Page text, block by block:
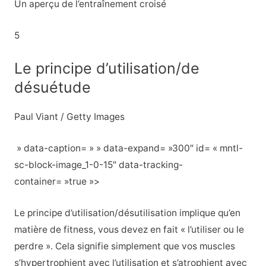
Un aperçu de l’entraînement croisé
5
Le principe d’utilisation/de
désuétude
Paul Viant / Getty Images
» data-caption= » » data-expand= »300″ id= « mntl-
sc-block-image_1-0-15″ data-tracking-
container= »true »>
Le principe d’utilisation/désutilisation implique qu’en
matière de fitness, vous devez en fait « l’utiliser ou le
perdre ». Cela signifie simplement que vos muscles
s’hypertrophient avec l’utilisation et s’atrophient avec